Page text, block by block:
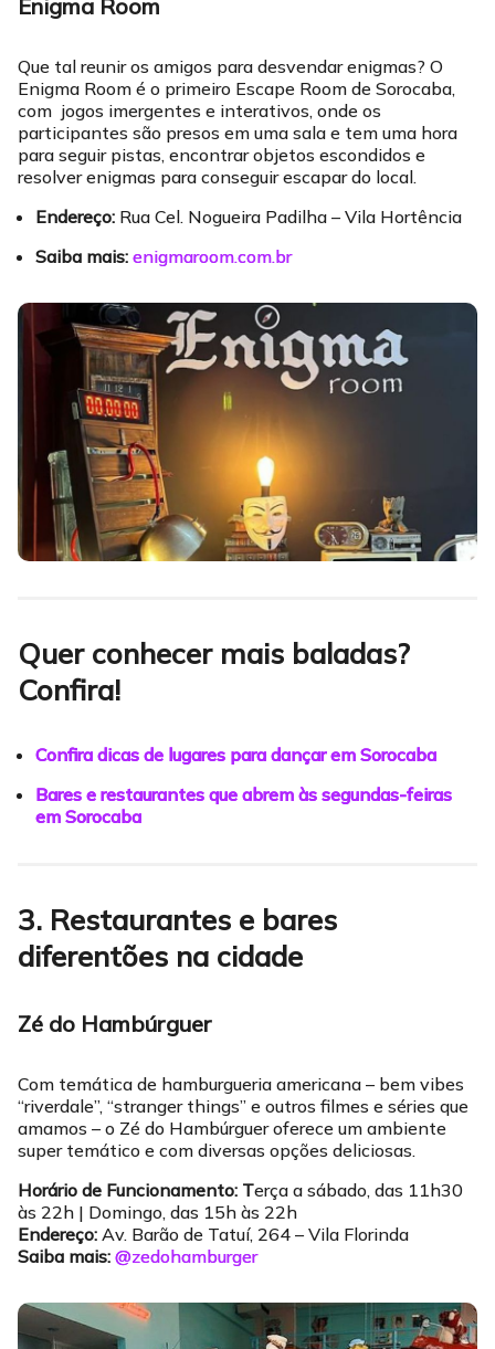
Enigma Room
Que tal reunir os amigos para desvendar enigmas? O
Enigma Room é o primeiro Escape Room de Sorocaba,
com jogos imergentes e interativos, onde os
participantes são presos em uma sala e tem uma hora
para seguir pistas, encontrar objetos escondidos e
resolver enigmas para conseguir escapar do local.
Endereço: Rua Cel. Nogueira Padilha – Vila Hortência
Saiba mais: enigmaroom.com.br
Quer conhecer mais baladas?
Confira!
Confira dicas de lugares para dançar em Sorocaba
Bares e restaurantes que abrem às segundas-feiras
em Sorocaba
3. Restaurantes e bares
diferentões na cidade
Zé do Hambúrguer
Com temática de hamburgueria americana – bem vibes
“riverdale”, “stranger things” e outros filmes e séries que
amamos – o Zé do Hambúrguer oferece um ambiente
super temático e com diversas opções deliciosas.
Horário de Funcionamento: Terça a sábado, das 11h30
às 22h | Domingo, das 15h às 22h
Endereço: Av. Barão de Tatuí, 264 – Vila Florinda
Saiba mais: @zedohamburger